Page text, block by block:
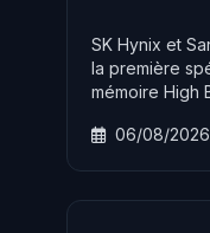
SK Hynix et
la première
mémoire High
de 0,4 à 3,0
06/08/2026